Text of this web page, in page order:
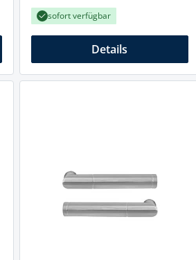
sofort verfügbar
Details